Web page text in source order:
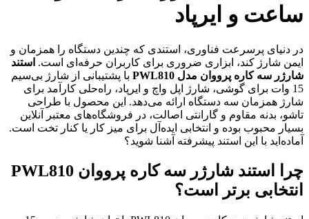
ساعت و ایرپاد
در دنیای پرسرعت فناوری، استندی که چندین دستگاه را همزمان و
ایمن شارژ کند، ابزاری ضروری برای کاربران حرفه‌ای است. استند
شارژر سه کاره پرووان مدل PWL810
با پشتیبانی از شارژ بی‌سیم
15 وات برای گوشی، شارژ اپل واچ و ایرپاد، راه‌حلی کارآمد برای
شارژ همزمان سه دستگاه ارائه می‌دهد. این محصول با طراحی
تاشو، بدنه مقاوم و گارانتی اصالت، در فروشگاه‌های معتبر آنلاین
بسیار محبوب بوده و انتخابی ایده‌آل برای میز کار یا کنار تخت است.
آماده‌اید با این استند پیشرفته آشنا شوید؟
چرا استند شارژر سه کاره پرووان PWL810
انتخابی برتر است؟